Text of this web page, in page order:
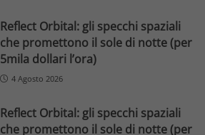
Reflect Orbital: gli specchi spaziali
che promettono il sole di notte (per
5mila dollari l’ora)
4 Agosto 2026
Reflect Orbital: gli specchi spaziali
che promettono il sole di notte (per